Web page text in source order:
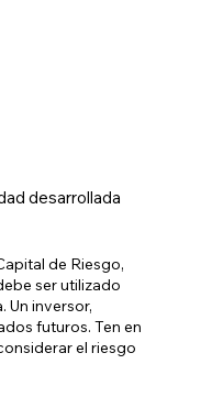
desarrollada
de Riesgo,
ser utilizado
Un inversor,
futuros. Ten en
el riesgo